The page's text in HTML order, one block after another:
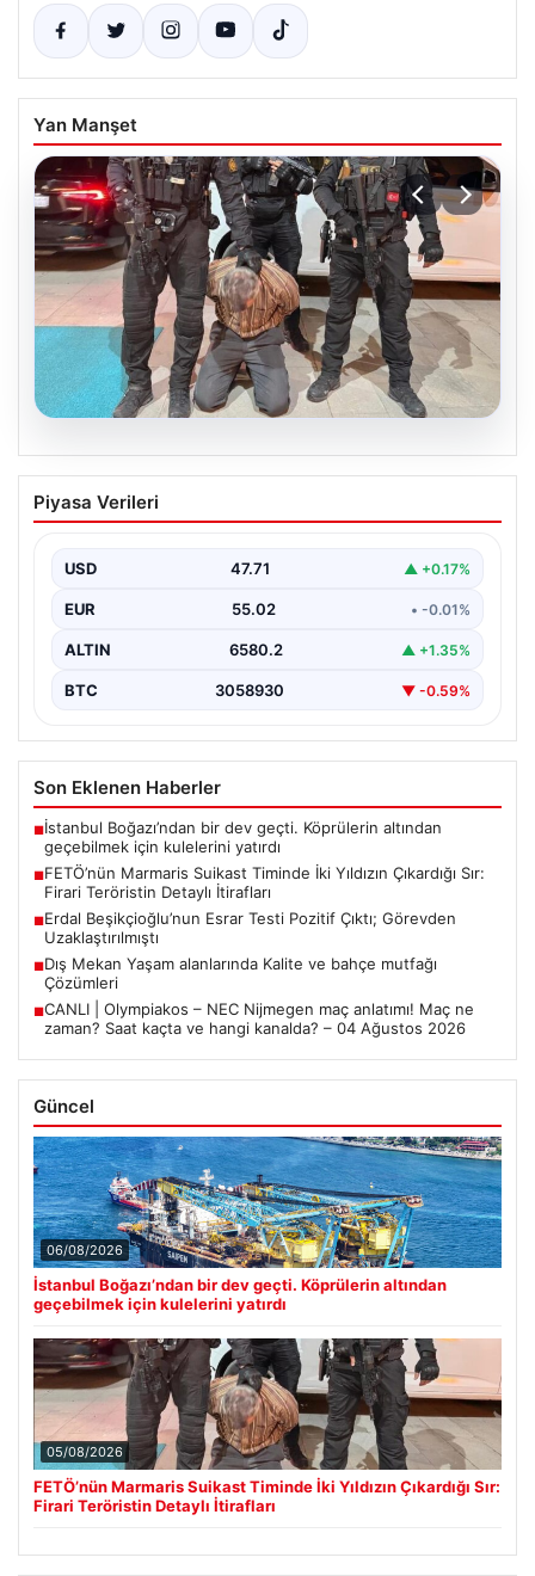
Yan Manşet
05.08.2026
FETÖ’nün Marmaris Suikast Timinde İki
Yıldızın Çıkardığı Sır: Firari Teröristin
15 Temmuz 2016 tarihinde gerçekleştirilen başarısız
girişimin…
Piyasa Verileri
USD 47.71 ▲ +0.17%
EUR 55.02 • -0.01%
ALTIN 6580.2 ▲ +1.35%
BTC 3058930 ▼ -0.59%
Son Eklenen Haberler
■İstanbul Boğazı’ndan bir dev geçti. Köprülerin altından
geçebilmek için kulelerini yatırdı
■FETÖ’nün Marmaris Suikast Timinde İki Yıldızın Çıkardığı Sır:
Firari Teröristin Detaylı İtirafları
■Erdal Beşikçioğlu’nun Esrar Testi Pozitif Çıktı; Görevden
Uzaklaştırılmıştı
■Dış Mekan Yaşam alanlarında Kalite ve bahçe mutfağı
Çözümleri
■CANLI | Olympiakos – NEC Nijmegen maç anlatımı! Maç ne
zaman? Saat kaçta ve hangi kanalda? – 04 Ağustos 2026
Güncel
06/08/2026
İstanbul Boğazı’ndan bir dev geçti. Köprülerin altından
geçebilmek için kulelerini yatırdı
05/08/2026
FETÖ’nün Marmaris Suikast Timinde İki Yıldızın Çıkardığı Sır:
Firari Teröristin Detaylı İtirafları